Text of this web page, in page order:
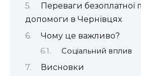
Переваги безоплатної
допомоги в Чернівцях
Чому це важливо?
Соціальний вплив
Висновки